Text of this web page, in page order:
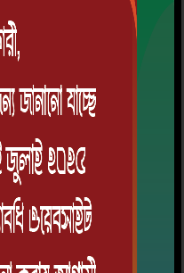
উচ্চ বিদ্যালয়
উপজেলা: মাদারীপুর সদর, জেলা:
ঢাকা
3502011302
অ্যালামনাই